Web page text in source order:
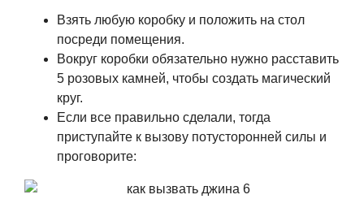
Взять любую коробку и положить на стол
посреди помещения.
Вокруг коробки обязательно нужно расставить
5 розовых камней, чтобы создать магический
круг.
Если все правильно сделали, тогда
приступайте к вызову потусторонней силы и
проговорите: